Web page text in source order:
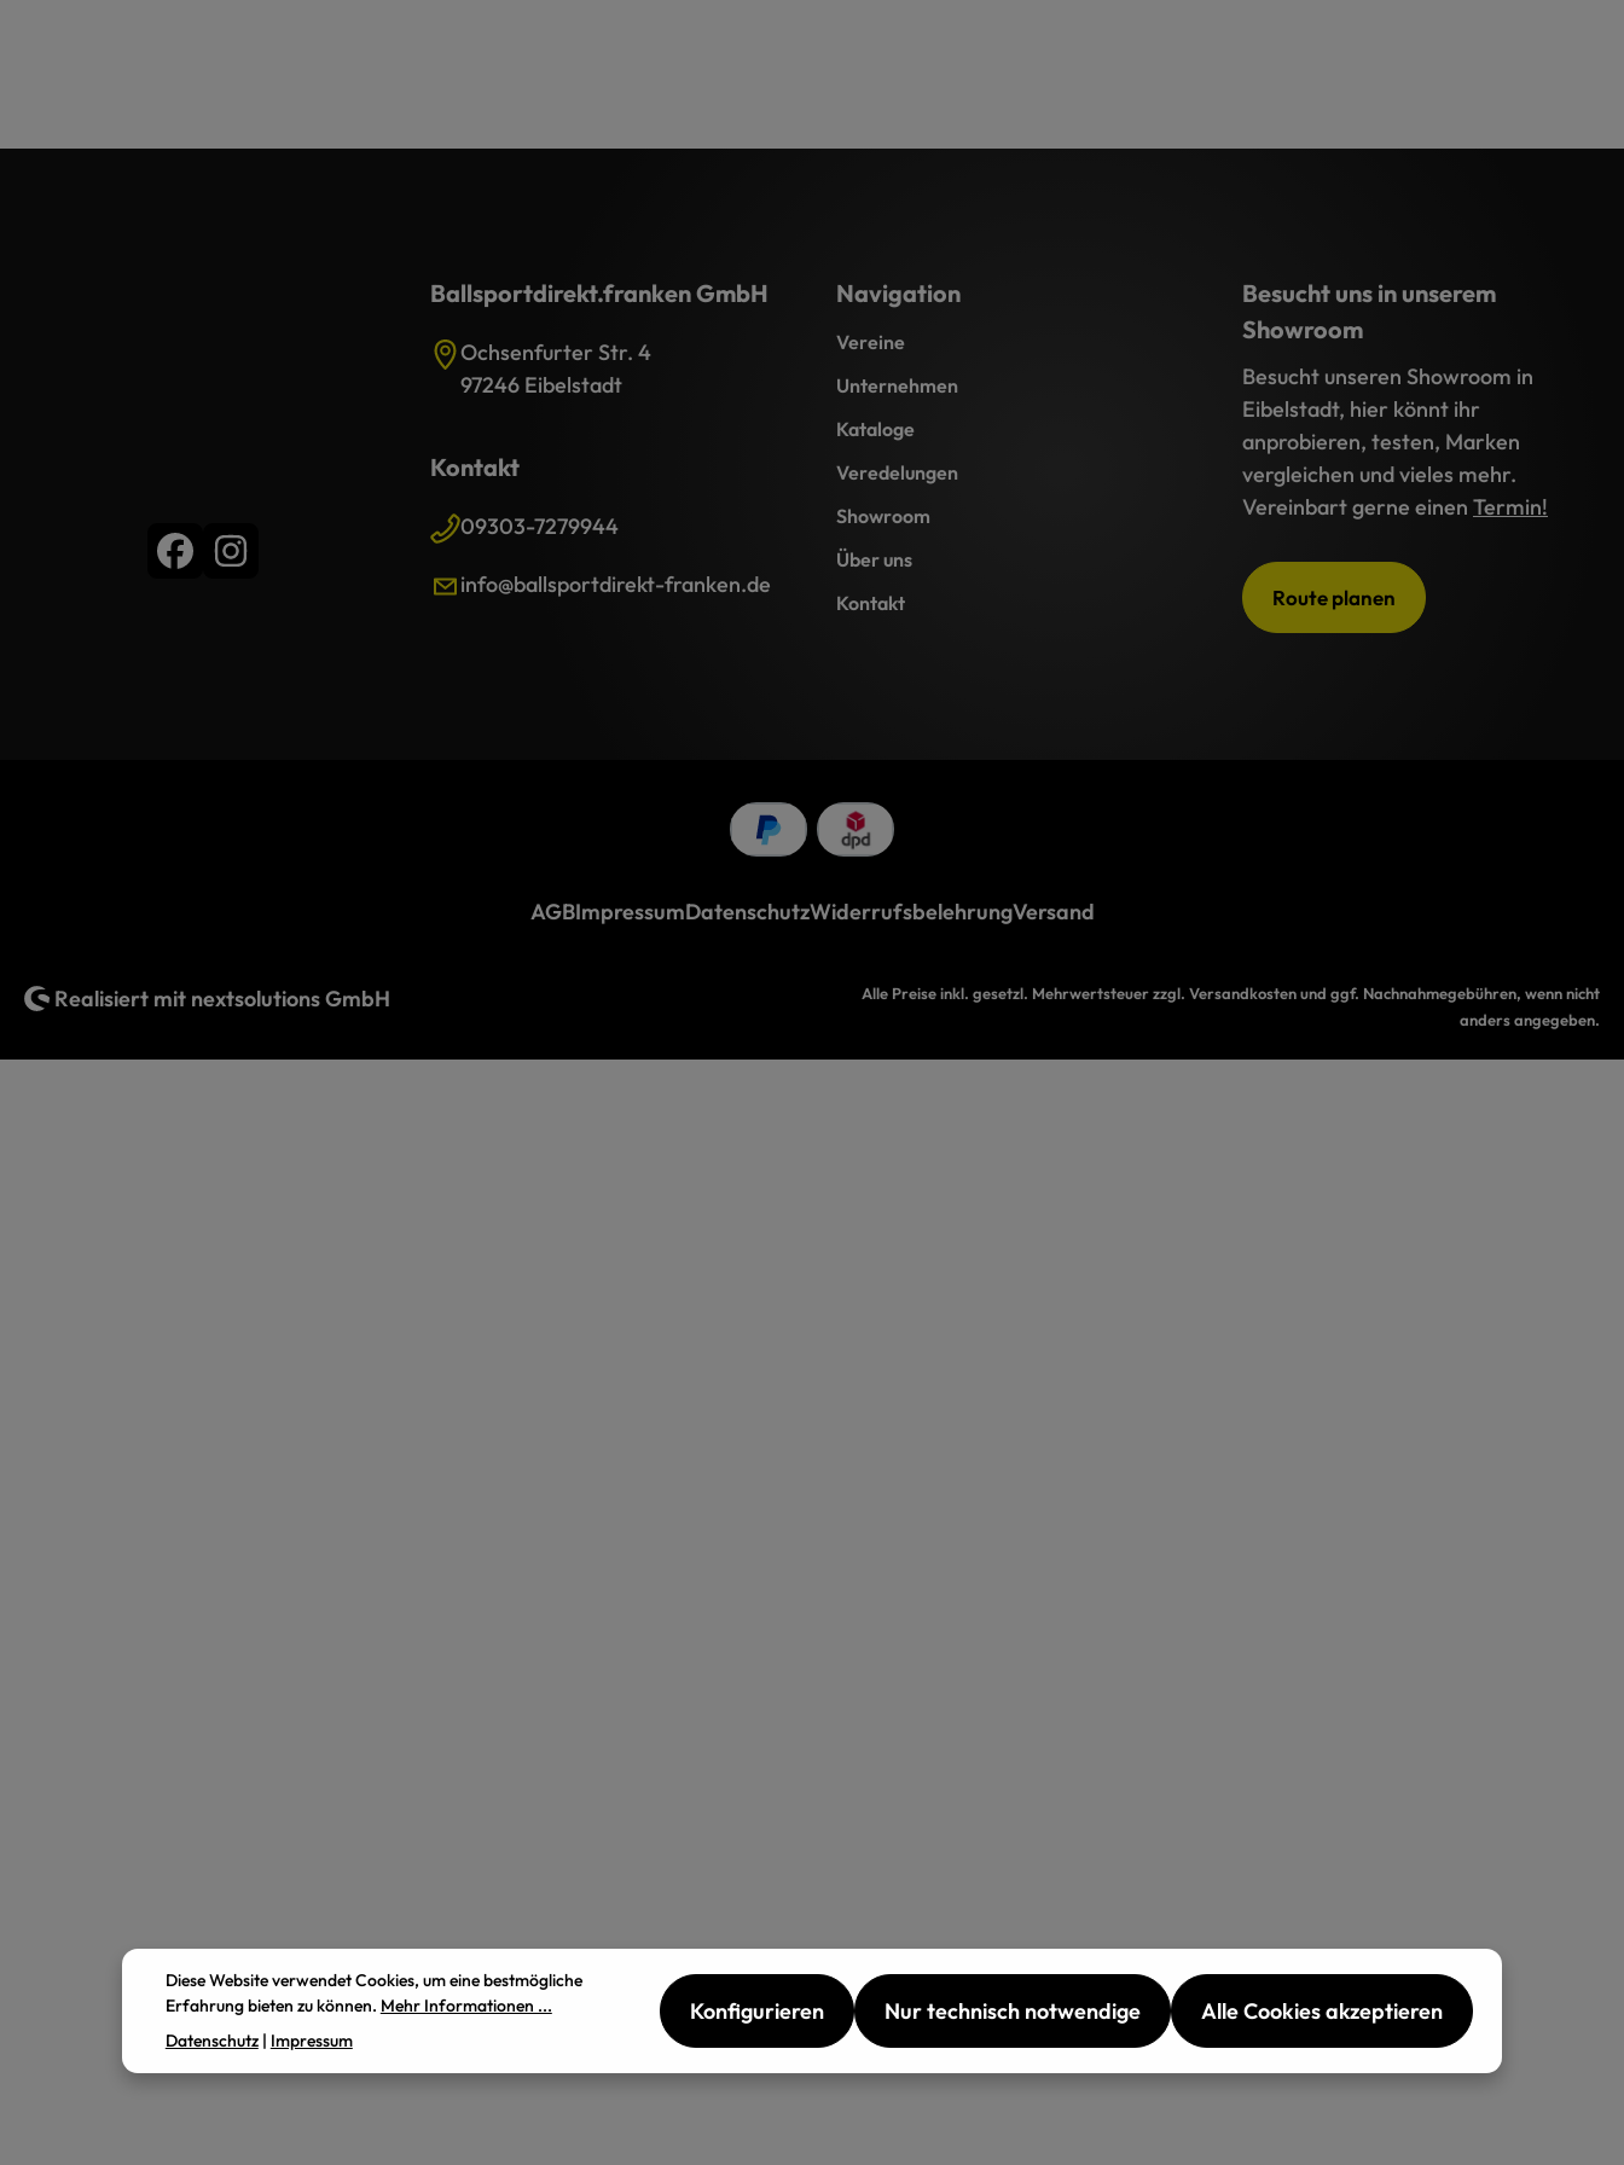
Ballsportdirekt.franken GmbH
Ochsenfurter Str. 4
97246 Eibelstadt
Kontakt
09303-7279944
info@ballsportdirekt-franken.de
Navigation
Vereine
Unternehmen
Kataloge
Veredelungen
Showroom
Über uns
Kontakt
Besucht uns in unserem
Showroom
Besucht unseren Showroom in
Eibelstadt, hier könnt ihr
anprobieren, testen, Marken
vergleichen und vieles mehr.
Vereinbart gerne einen Termin!
Route planen
AGBImpressumDatenschutzWiderrufsbelehrungVersand
Realisiert mit nextsolutions GmbH Alle Preise inkl. gesetzl. Mehrwertsteuer zzgl. Versandkostenund ggf. Nachnahmegebühren, wenn nicht
anders angegeben.
Diese Website verwendet Cookies, um eine bestmögliche
Erfahrung bieten zu können. Mehr Informationen ...
Datenschutz| Impressum
Nur technisch notwendige
Konfigurieren Alle Cookies akzeptieren